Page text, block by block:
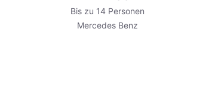
Bis zu 14 Personen
Mercedes Benz